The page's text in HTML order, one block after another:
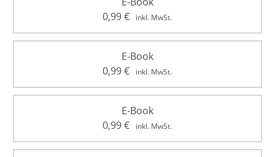
0,99€ inkl. MwSt.
E-Book
0,99€ inkl. MwSt.
E-Book
0,99€ inkl. MwSt.